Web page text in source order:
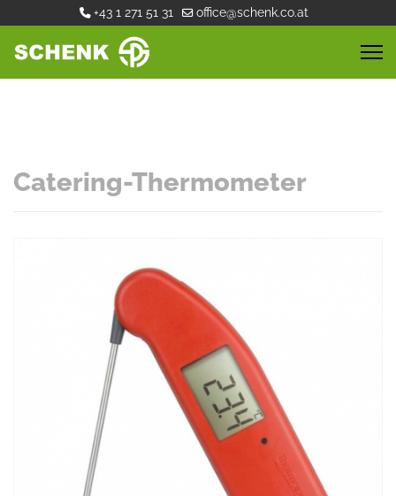
+43 1 271 51 31 office@schenk.co.at
Catering-Thermometer